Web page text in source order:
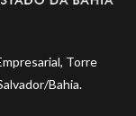
Torre
Bahia.